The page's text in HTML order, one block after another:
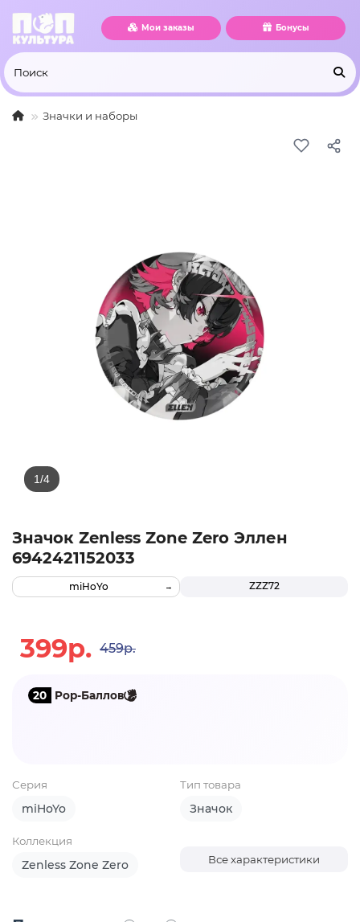
Мои заказы Бонусы
Значки и наборы
Значок Zenless Zone Zero Эллен
6942421152033
ZZZ72
miHoYo
399р. 459р.
20 Pop-Баллов
Серия
miHoYo
Тип товара
Значок
Коллекция
Zenless Zone Zero Все характеристики